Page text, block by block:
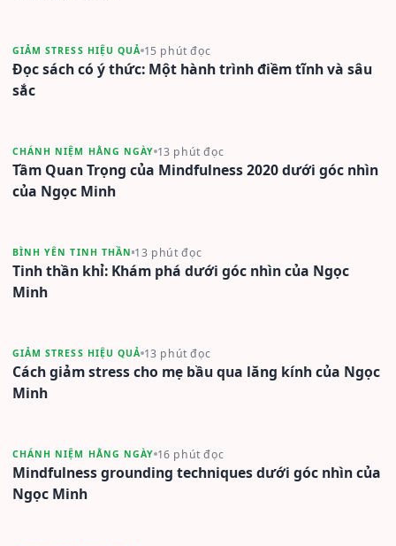
GIẢM STRESS HIỆU QUẢ 15 phút đọc
Đọc sách có ý thức: Một hành trình điềm tĩnh và sâu
sắc
CHÁNH NIỆM HẰNG NGÀY 13 phút đọc
Tầm Quan Trọng của Mindfulness 2020 dưới góc nhìn
của Ngọc Minh
BÌNH YÊN TINH THẦN 13 phút đọc
Tinh thần khỉ: Khám phá dưới góc nhìn của Ngọc
Minh
GIẢM STRESS HIỆU QUẢ 13 phút đọc
Cách giảm stress cho mẹ bầu qua lăng kính của Ngọc
Minh
CHÁNH NIỆM HẰNG NGÀY 16 phút đọc
Mindfulness grounding techniques dưới góc nhìn của
Ngọc Minh